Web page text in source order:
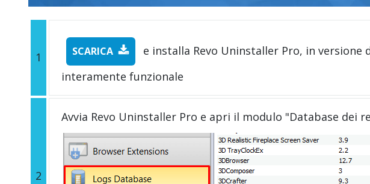
1 SCARICA
e installa Revo Uninstaller Pro, in versione
interamente funzionale
2
Avvia Revo Uninstaller Pro e apri il modulo "Database dei